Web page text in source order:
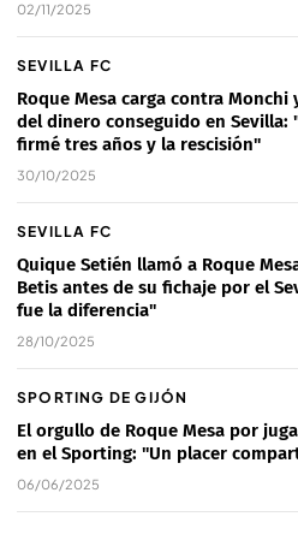
02/11/2025
SEVILLA FC
Roque Mesa carga contra Monchi
del dinero conseguido en Sevilla:
firmé tres años y la rescisión"
30/10/2025
SEVILLA FC
Quique Setién llamó a Roque
Betis antes de su fichaje por el
fue la diferencia"
28/10/2025
SPORTING DE GIJÓN
El orgullo de Roque Mesa por
en el Sporting: "Un placer
06/06/2025